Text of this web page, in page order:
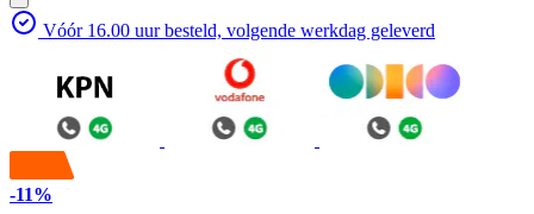
Vóór 16.00 uur besteld, volgende werkdag geleverd
-11%